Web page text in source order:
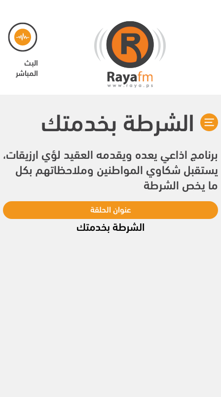
البث
المباشر
الشرطة بخدمتك
برنامج اذاعي يعده ويقدمه العقيد لؤي ارزيقات،
يستقبل شكاوي المواطنين وملاحظاتهم بكل
ما يخص الشرطة
عنوان الحلقة
الشرطة بخدمتك